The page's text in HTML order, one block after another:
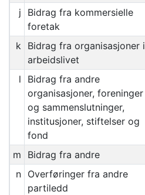
j
Bidrag fra kommersielle
foretak
k Bidrag fra organisasjoner i
arbeidslivet
l
Bidrag fra andre
organisasjoner, foreninger
og sammenslutninger,
institusjoner, stiftelser og
fond
m Bidrag fra andre
n Overføringer fra andre
partiledd